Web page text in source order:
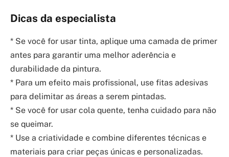
Dicas da especialista
* Se você for usar tinta, aplique uma camada de primer
antes para garantir uma melhor aderência e
durabilidade da pintura.
* Para um efeito mais profissional, use fitas adesivas
para delimitar as áreas a serem pintadas.
* Se você for usar cola quente, tenha cuidado para não
se queimar.
* Use a criatividade e combine diferentes técnicas e
materiais para criar peças únicas e personalizadas.